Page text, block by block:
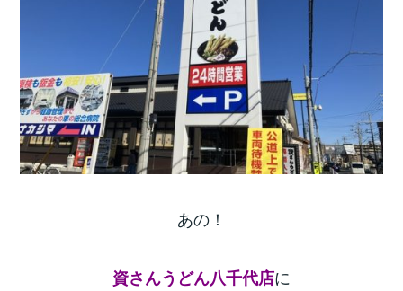
あの！
資さんうどん八千代店に